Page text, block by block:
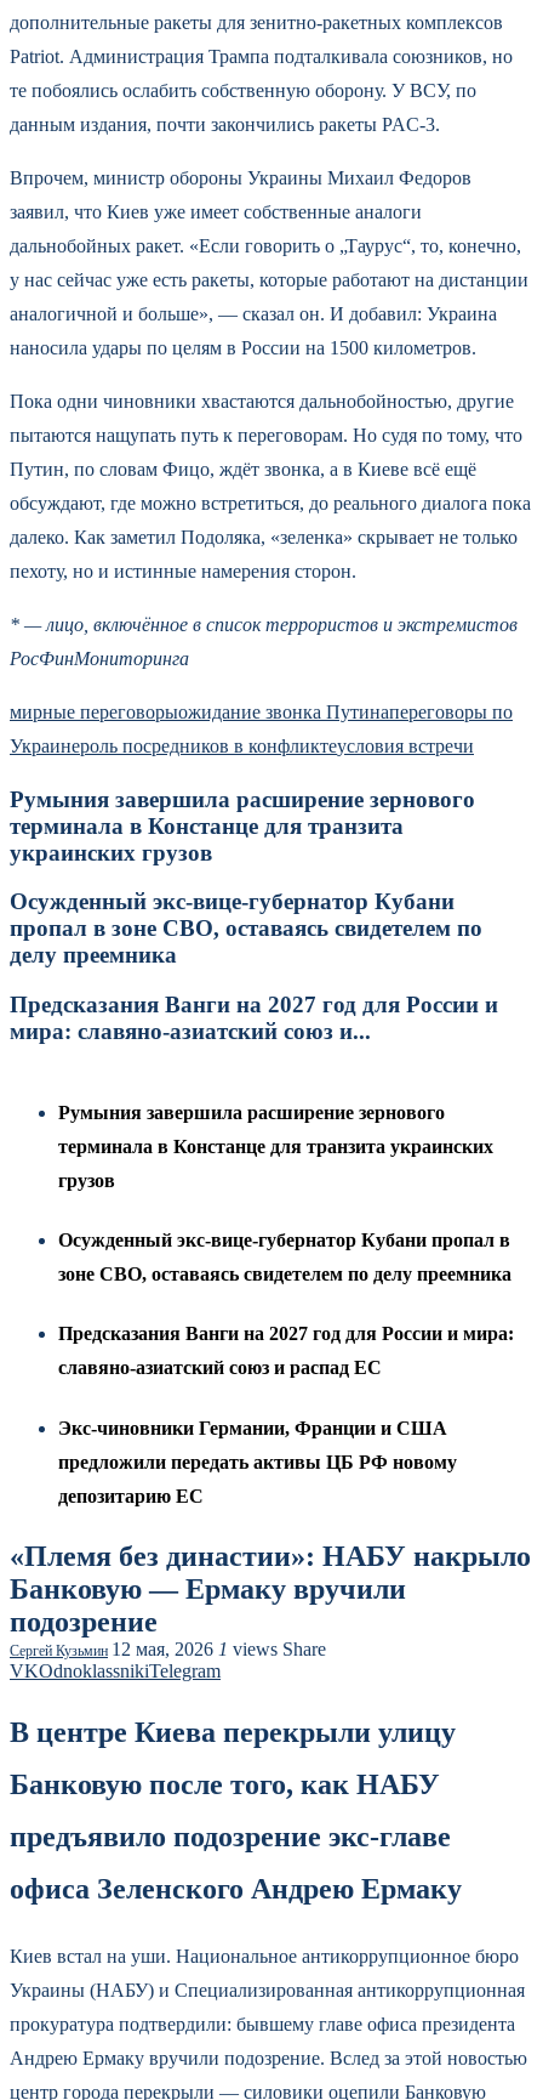
дополнительные ракеты для зенитно-ракетных комплексов
Patriot. Администрация Трампа подталкивала союзников, но
те побоялись ослабить собственную оборону. У ВСУ, по
данным издания, почти закончились ракеты PAC-3.
Впрочем, министр обороны Украины Михаил Федоров
заявил, что Киев уже имеет собственные аналоги
дальнобойных ракет. «Если говорить о „Таурус“, то, конечно,
у нас сейчас уже есть ракеты, которые работают на дистанции
аналогичной и больше», — сказал он. И добавил: Украина
наносила удары по целям в России на 1500 километров.
Пока одни чиновники хвастаются дальнобойностью, другие
пытаются нащупать путь к переговорам. Но судя по тому, что
Путин, по словам Фицо, ждёт звонка, а в Киеве всё ещё
обсуждают, где можно встретиться, до реального диалога пока
далеко. Как заметил Подоляка, «зеленка» скрывает не только
пехоту, но и истинные намерения сторон.
* — лицо, включённое в список террористов и экстремистов
РосФинМониторинга
мирные переговорыожидание звонка Путинапереговоры по
Украинероль посредников в конфликтеусловия встречи
Румыния завершила расширение зернового
терминала в Констанце для транзита
украинских грузов
Осужденный экс-вице-губернатор Кубани
пропал в зоне СВО, оставаясь свидетелем по
делу преемника
Предсказания Ванги на 2027 год для России и
мира: славяно-азиатский союз и...
Румыния завершила расширение зернового
терминала в Констанце для транзита украинских
грузов
Осужденный экс-вице-губернатор Кубани пропал в
зоне СВО, оставаясь свидетелем по делу преемника
Предсказания Ванги на 2027 год для России и мира:
славяно-азиатский союз и распад ЕС
Экс-чиновники Германии, Франции и США
предложили передать активы ЦБ РФ новому
депозитарию ЕС
«Племя без династии»: НАБУ накрыло
Банковую — Ермаку вручили
подозрение
Сергей Кузьмин 12 мая, 2026 1 views Share
VKOdnoklassnikiTelegram
В центре Киева перекрыли улицу
Банковую после того, как НАБУ
предъявило подозрение экс-главе
офиса Зеленского Андрею Ермаку
Киев встал на уши. Национальное антикоррупционное бюро
Украины (НАБУ) и Специализированная антикоррупционная
прокуратура подтвердили: бывшему главе офиса президента
Андрею Ермаку вручили подозрение. Вслед за этой новостью
центр города перекрыли — силовики оцепили Банковую